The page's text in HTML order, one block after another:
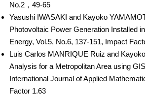
No.2，49-65
Yasushi IWASAKI and Kayoko
Photovoltaic Power Generation Installed
Energy, Vol.5, No.6, 137-151, Impact
Luis Carlos MANRIQUE Ruiz and
Analysis for a Metropolitan Area using
International Journal of Applied
Factor 1.63